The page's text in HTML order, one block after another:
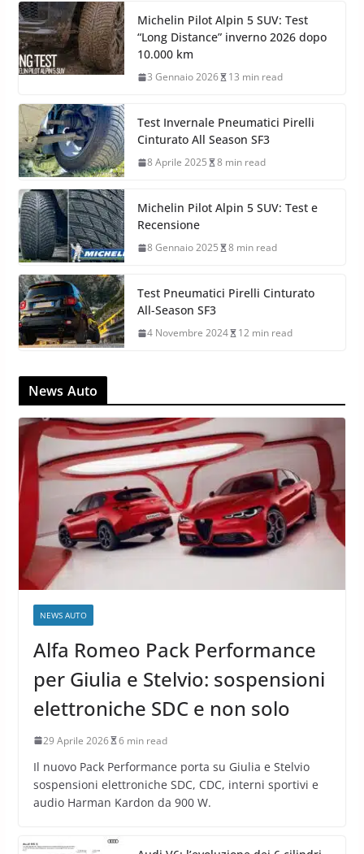
Michelin Pilot Alpin 5 SUV: Test
“Long Distance” inverno 2026 dopo
10.000 km
3 Gennaio 2026 13 min read
Test Invernale Pneumatici Pirelli
Cinturato All Season SF3
8 Aprile 2025 8 min read
Michelin Pilot Alpin 5 SUV: Test e
Recensione
8 Gennaio 2025 8 min read
Test Pneumatici Pirelli Cinturato
All-Season SF3
4 Novembre 2024 12 min read
News Auto
NEWS AUTO
Alfa Romeo Pack Performance
per Giulia e Stelvio: sospensioni
elettroniche SDC e non solo
29 Aprile 2026 6 min read
Il nuovo Pack Performance porta su Giulia e Stelvio
sospensioni elettroniche SDC, CDC, interni sportivi e
audio Harman Kardon da 900 W.